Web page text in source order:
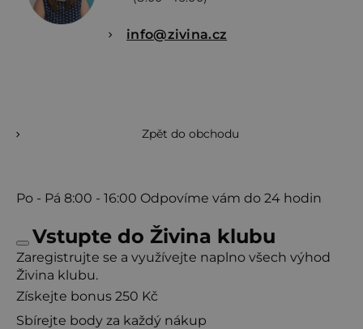
info@zivina.cz
Zpět do obchodu
Po - Pá 8:00 - 16:00 Odpovíme vám do 24 hodin
Vstupte do Živina klubu
Zaregistrujte se a využívejte naplno všech výhod
Živina klubu.
Získejte bonus 250 Kč
Sbírejte body za každý nákup